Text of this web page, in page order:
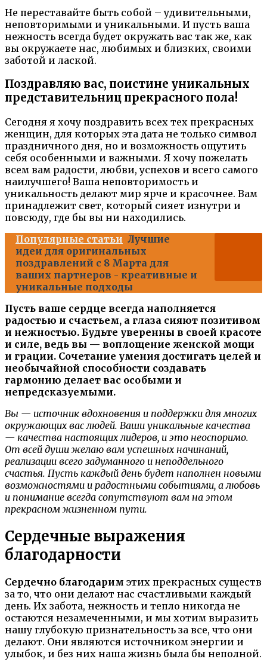
Не переставайте быть собой – удивительными,
неповторимыми и уникальными. И пусть ваша
нежность всегда будет окружать вас так же, как
вы окружаете нас, любимых и близких, своими
заботой и лаской.
Поздравляю вас, поистине уникальных
представительниц прекрасного пола!
Сегодня я хочу поздравить всех тех прекрасных
женщин, для которых эта дата не только символ
праздничного дня, но и возможность ощутить
себя особенными и важными. Я хочу пожелать
всем вам радости, любви, успехов и всего самого
наилучшего! Ваша неповторимость и
уникальность делают мир ярче и красочнее. Вам
принадлежит свет, который сияет изнутри и
повсюду, где бы вы ни находились.
Популярные статьи Лучшие
идеи для оригинальных
поздравлений с 8 Марта для
ваших партнеров - креативные и
уникальные подходы
Пусть ваше сердце всегда наполняется
радостью и счастьем, а глаза сияют позитивом
и нежностью. Будьте уверенны в своей красоте
и силе, ведь вы — воплощение женской мощи
и грации. Сочетание умения достигать целей и
необычайной способности создавать
гармонию делает вас особыми и
непредсказуемыми.
Вы — источник вдохновения и поддержки для многих
окружающих вас людей. Ваши уникальные качества
— качества настоящих лидеров, и это неоспоримо.
От всей души желаю вам успешных начинаний,
реализации всего задуманного и неподдельного
счастья. Пусть каждый день будет наполнен новыми
возможностями и радостными событиями, а любовь
и понимание всегда сопутствуют вам на этом
прекрасном жизненном пути.
Сердечные выражения
благодарности
Сердечно благодарим этих прекрасных существ
за то, что они делают нас счастливыми каждый
день. Их забота, нежность и тепло никогда не
остаются незамеченными, и мы хотим выразить
нашу глубокую признательность за все, что они
делают. Они являются источником энергии и
улыбок, и без них наша жизнь была бы неполной.